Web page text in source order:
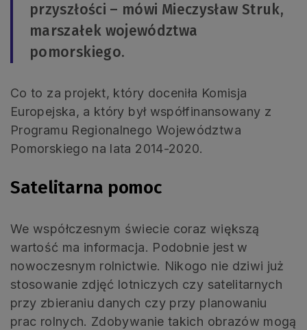
przyszłości – mówi Mieczysław Struk,
marszałek województwa
pomorskiego.
Co to za projekt, który doceniła Komisja
Europejska, a który był współfinansowany z
Programu Regionalnego Województwa
Pomorskiego na lata 2014-2020.
Satelitarna pomoc
We współczesnym świecie coraz większą
wartość ma informacja. Podobnie jest w
nowoczesnym rolnictwie. Nikogo nie dziwi już
stosowanie zdjęć lotniczych czy satelitarnych
przy zbieraniu danych czy przy planowaniu
prac rolnych. Zdobywanie takich obrazów mogą